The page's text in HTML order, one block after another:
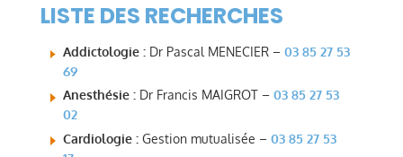
LISTE DES RECHERCHES
Addictologie :Dr Pascal MENECIER – 03 85 27 53
69
Anesthésie :Dr Francis MAIGROT – 03 85 27 53
02
Cardiologie :Gestion mutualisée – 03 85 27 53